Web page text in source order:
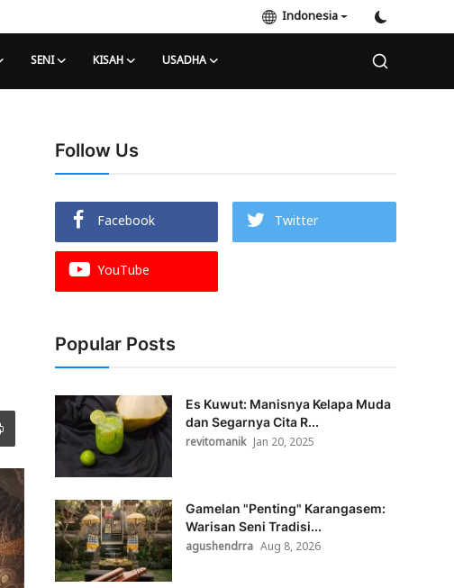
Indonesia
SENI KISAH USADHA
Follow Us
Facebook
Twitter
YouTube
Popular Posts
Es Kuwut: Manisnya Kelapa Muda
dan Segarnya Cita R...
revitomanik Jan 20, 2025
Gamelan "Penting" Karangasem:
Warisan Seni Tradisi...
agushendrra Aug 8, 2026